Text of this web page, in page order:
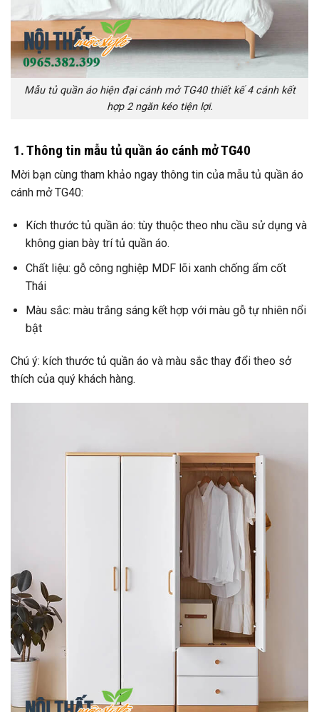
Mẫu tủ quần áo hiện đại cánh mở TG40 thiết kế 4 cánh kết
hợp 2 ngăn kéo tiện lợi.
1. Thông tin mẫu tủ quần áo cánh mở TG40
Mời bạn cùng tham khảo ngay thông tin của mẫu tủ quần áo
cánh mở TG40:
Kích thước tủ quần áo: tùy thuộc theo nhu cầu sử dụng và
không gian bày trí tủ quần áo.
Chất liệu: gỗ công nghiệp MDF lõi xanh chống ẩm cốt
Thái
Màu sắc: màu trắng sáng kết hợp với màu gỗ tự nhiên nổi
bật
Chú ý: kích thước tủ quần áo và màu sắc thay đổi theo sở
thích của quý khách hàng.